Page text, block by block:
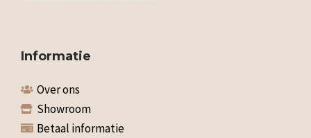
Informatie
Over ons
Showroom
Betaal informatie